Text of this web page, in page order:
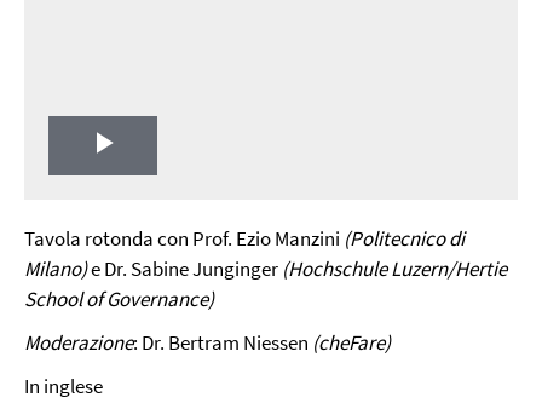
Play
Video
Tavola rotonda con Prof. Ezio Manzini (Politecnico di
Milano)e Dr. Sabine Junginger (Hochschule Luzern/Hertie
School of Governance)
Moderazione: Dr. Bertram Niessen (cheFare)
In inglese